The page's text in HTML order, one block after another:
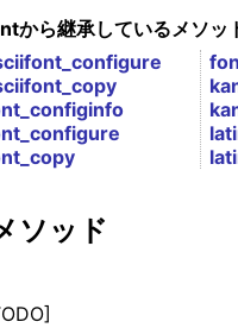
から継承しているメソッ
ソッド